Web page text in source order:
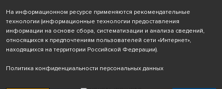
На информационном ресурсе применяются рекомендательные
технологии (информационные технологии предоставления
информации на основе сбора, систематизации и анализа сведений,
относящихся к предпочтениям пользователей сети «Интернет»,
находящихся на территории Российской Федерации).
Политика конфиденциальности персональных данных